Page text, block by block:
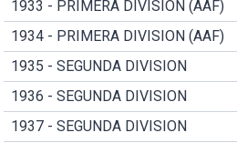
1933 - PRIMERA DIVISION (AAF)
1934 - PRIMERA DIVISION (AAF)
1935 - SEGUNDA DIVISION
1936 - SEGUNDA DIVISION
1937 - SEGUNDA DIVISION